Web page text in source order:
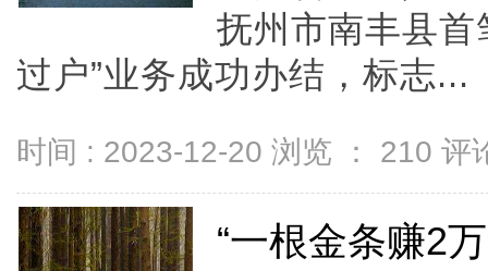
抚州市南丰县首
过户”业务成功办结，标志...
时间 : 2023-12-20 浏览 ： 210 评
“一根金条赚2